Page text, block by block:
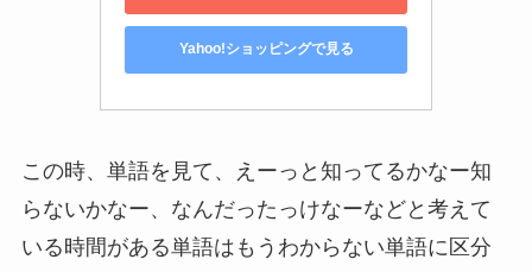
Yahoo!ショッピングで見る
この時、単語を見て、えーっと知ってるかなー知
らないかなー、なんだったっけなーなどと考えて
いる時間がある単語はもうわからない単語に区分